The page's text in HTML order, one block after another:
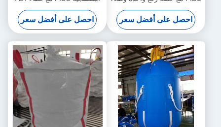
مقاوم للأشعة فوق البنفسجية
للتعامل مع المواد السائبة خفيفة
الوزن
احصل على أفضل سعر
PP وقدرة رفع 500-2500kg
للتخزين الآمن للجملة
احصل على أفضل سعر